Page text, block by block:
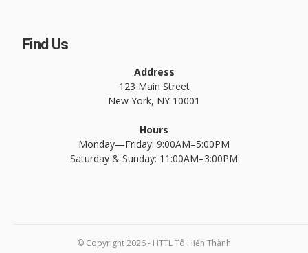
Find Us
Address
123 Main Street
New York, NY 10001
Hours
Monday—Friday: 9:00AM–5:00PM
Saturday & Sunday: 11:00AM–3:00PM
© Copyright 2026 - HTTL Tô Hiến Thành